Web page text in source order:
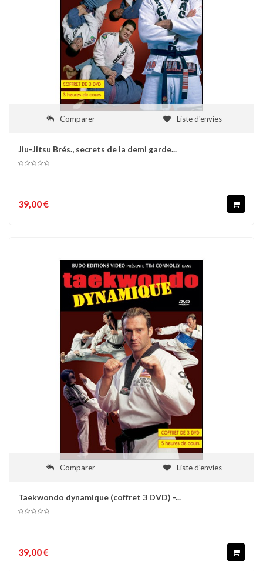
Comparer Liste d'envies
Jiu-Jitsu Brés., secrets de la demi garde...
39,00 €
Comparer Liste d'envies
Taekwondo dynamique (coffret 3 DVD) -...
39,00 €